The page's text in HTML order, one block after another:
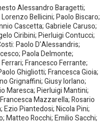
Alessandro Baragetti;
Bellicini; Paolo Biscaro;
Cascetta; Gabriele Caruso;
Ciribini; Pierluigi Contucci;
Paolo D’Alessandris;
Paola Delmonte;
Francesco Ferrante;
Ghigliotti; Francesca Gioia;
Grignaffini; Giusy Iorlano;
Maresca; Pierluigi Mantini;
Mazzarella; Rosario
Piantedosi; Nicola Pini;
Matteo Rocchi; Emilio Sacchi;